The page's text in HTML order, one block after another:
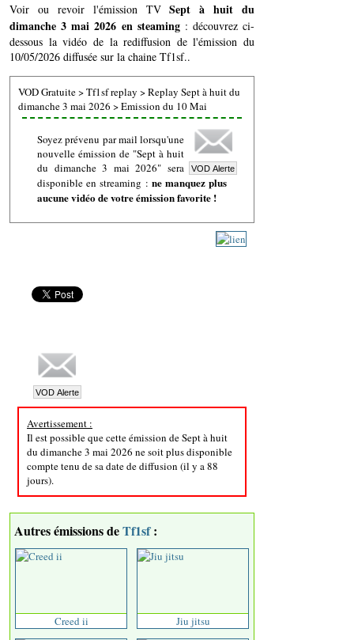
Voir ou revoir l'émission TVSept à huit du
dimanche 3 mai 2026 en steaming: découvrez ci-
dessous la vidéo de la rediffusion de l'émission du
10/05/2026 diffusée sur la chaine Tf1sf..
VOD Gratuite>Tf1sf replay >Replay Sept à huit du
dimanche 3 mai 2026 >Emission du 10 Mai
Soyez prévenu par mail lorsqu'une
nouvelle émission de "Sept à huit
du dimanche 3 mai 2026" sera
disponible en streaming : ne manquez plus
aucune vidéo de votre émission favorite !
Avertissement :
Il est possible que cette émission de Sept à huit
du dimanche 3 mai 2026 ne soit plus disponible
compte tenu de sa date de diffusion (il y a 88
jours).
Autres émissions deTf1sf:
Creed ii Jiu jitsu